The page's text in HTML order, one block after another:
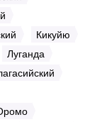
Кикуйю
Луганда